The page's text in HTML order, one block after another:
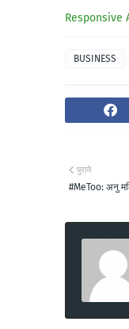
Responsive
BUSINESS
पुराने
#MeToo: अनु